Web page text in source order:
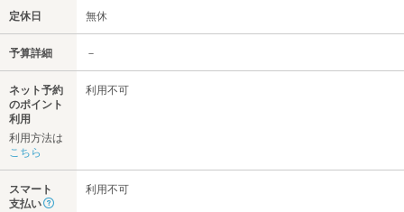
定休日 無休
予算詳細 －
ネット予約
のポイント
利用
利用方法は
こちら
利用不可
スマート
支払い
利用不可